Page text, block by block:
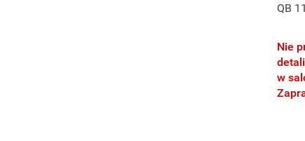
QB
Nie
w